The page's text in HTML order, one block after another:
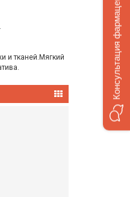
и тканей.Мягкий
Консультация фармацевта